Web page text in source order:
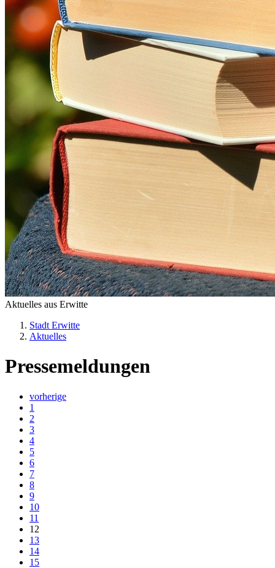
Aktuelles aus Erwitte
Stadt Erwitte
Aktuelles
Pressemeldungen
vorherige
1
2
3
4
5
6
7
8
9
10
11
12
13
14
15